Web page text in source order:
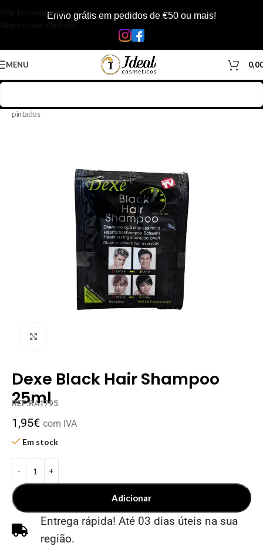
Skip to navigationEnvio grátis em pedidos de €50 ou mais!
MENU
pintados
Dexe Black Hair Shampoo
25ml
REF:RA1795
1,95€ com IVA
Em stock
Adicionar
Entrega rápida! Até 03 dias úteis na sua
região.